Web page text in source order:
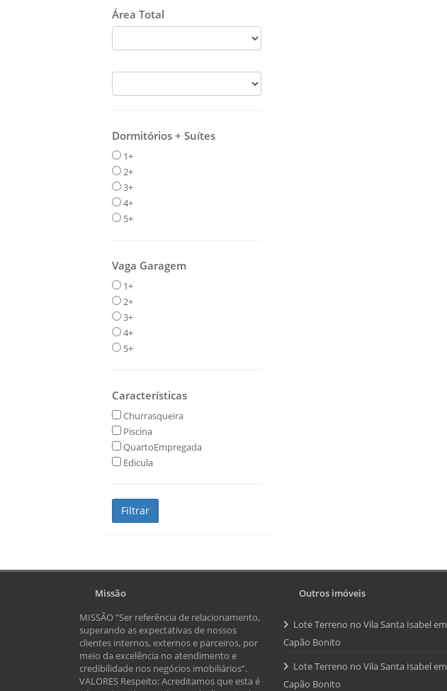
Área Total
Dormitórios + Suítes
1+
2+
3+
4+
5+
Vaga Garagem
1+
2+
3+
4+
5+
Características
Churrasqueira
Piscina
QuartoEmpregada
Edicula
Missão
MISSÃO ”Ser referência de relacionamento,
superando as expectativas de nossos
clientes internos, externos e parceiros, por
meio da excelência no atendimento e
credibilidade nos negócios imobiliários”.
VALORES Respeito: Acreditamos que esta é
Outros imóveis
Lote Terreno no Vila Santa Isabel em
Capão Bonito
Lote Terreno no Vila Santa Isabel em
Capão Bonito